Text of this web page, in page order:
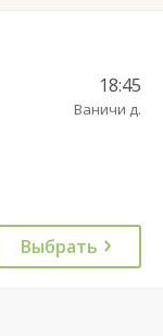
18:45
Ваничи д.
Выбрать